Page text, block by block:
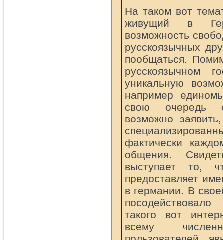
На таком вот
живущий в
возможность
русскоязычных
пообщаться.
русскоязычном
уникальную
например
свою очередь
возможно
фактически
общения.
выступает то,
предоставляет
в германии. В
такого вот
всему